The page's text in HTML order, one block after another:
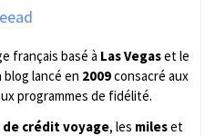
français basé à Las Vegaset le
blog lancé en 2009consacré aux
programmes de fidélité.
de crédit voyage, les mileset